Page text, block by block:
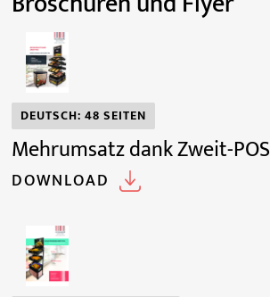
DEUTSCH: 48 SEITEN
Mehrumsatz dank Zweit-POS
DOWNLOAD